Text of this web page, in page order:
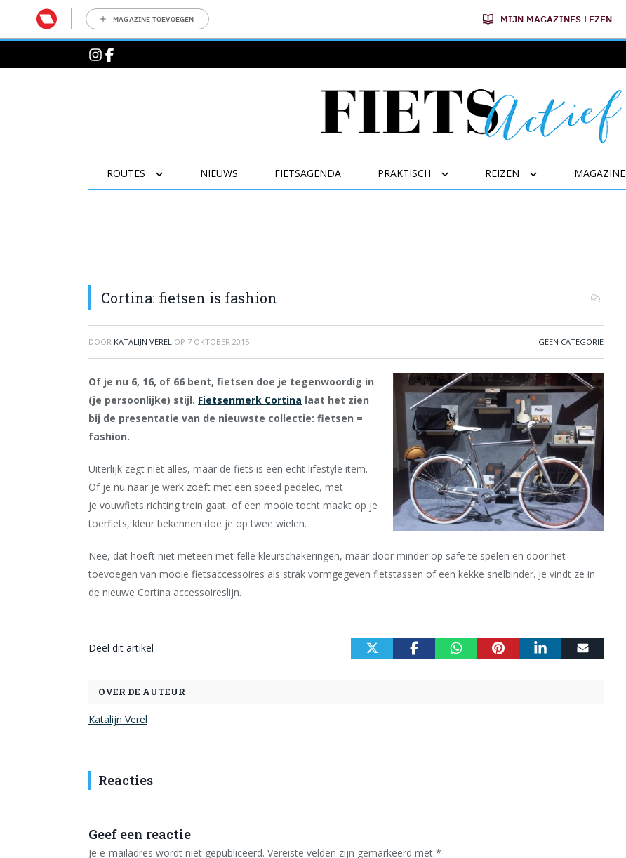
MAGAZINE TOEVOEGEN MIJN MAGAZINES LEZEN
ROUTES NIEUWS FIETSAGENDA PRAKTISCH REIZEN MAGAZINE
Cortina: fietsen is fashion
DOOR KATALIJN VEREL OP 7 OKTOBER 2015 GEEN CATEGORIE
Of je nu 6, 16, of 66 bent, fietsen doe je tegenwoordig in
(je persoonlijke) stijl. Fietsenmerk Cortina laat het zien
bij de presentatie van de nieuwste collectie: fietsen =
fashion.
Uiterlijk zegt niet alles, maar de fiets is een echt lifestyle item.
Of je nu naar je werk zoeft met een speed pedelec, met
je vouwfiets richting trein gaat, of een mooie tocht maakt op je
toerfiets, kleur bekennen doe je op twee wielen.
Nee, dat hoeft niet meteen met felle kleurschakeringen, maar door minder op safe te spelen en door het
toevoegen van mooie fietsaccessoires als strak vormgegeven fietstassen of een kekke snelbinder. Je vindt ze in
de nieuwe Cortina accessoireslijn.
Deel dit artikel
OVER DE AUTEUR
Katalijn Verel
Reacties
Geef een reactie
Je e-mailadres wordt niet gepubliceerd. Vereiste velden zijn gemarkeerd met *